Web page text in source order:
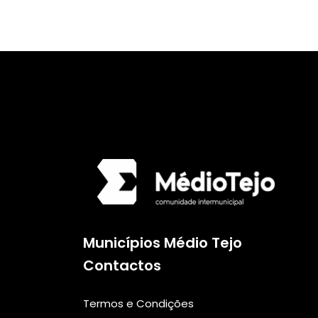
Municípios Médio Tejo
Contactos
Termos e Condições